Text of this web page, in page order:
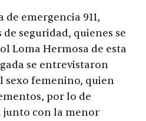
emergencia 911,
seguridad, quienes se
Loma Hermosa de esta
se entrevistaron
sexo femenino, quien
por lo de
junto con la menor